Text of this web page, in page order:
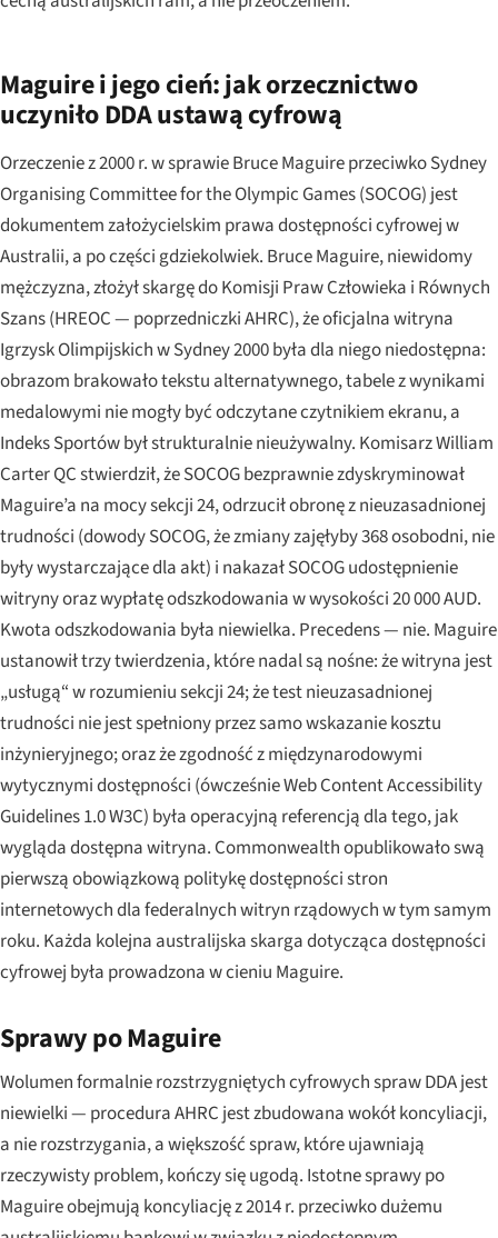
Maguire i jego cień: jak orzecznictwo
uczyniło DDA ustawą cyfrową
Orzeczenie z 2000 r. w sprawieBruce Maguire przeciwko Sydney
Organising Committee for the Olympic Games(SOCOG) jest
dokumentem założycielskim prawa dostępności cyfrowej w
Australii, a po części gdziekolwiek. Bruce Maguire, niewidomy
mężczyzna, złożył skargę do Komisji Praw Człowieka i Równych
Szans (HREOC — poprzedniczki AHRC), że oficjalna witryna
Igrzysk Olimpijskich w Sydney 2000 była dla niego niedostępna:
obrazom brakowało tekstu alternatywnego, tabele z wynikami
medalowymi nie mogły być odczytane czytnikiem ekranu, a
Indeks Sportów był strukturalnie nieużywalny. Komisarz William
Carter QC stwierdził, że SOCOG bezprawnie zdyskryminował
Maguire’a na mocy sekcji 24, odrzucił obronę z nieuzasadnionej
trudności (dowody SOCOG, że zmiany zajęłyby 368 osobodni, nie
były wystarczające dla akt) i nakazał SOCOG udostępnienie
witryny oraz wypłatę odszkodowania w wysokości 20 000 AUD.
Kwota odszkodowania była niewielka. Precedens — nie. Maguire
ustanowił trzy twierdzenia, które nadal są nośne: że witryna jest
„usługą“ w rozumieniu sekcji 24; że test nieuzasadnionej
trudności nie jest spełniony przez samo wskazanie kosztu
inżynieryjnego; oraz że zgodność z międzynarodowymi
wytycznymi dostępności (ówcześnie Web Content Accessibility
Guidelines 1.0 W3C) była operacyjną referencją dla tego, jak
wygląda dostępna witryna. Commonwealth opublikowało swą
pierwszą obowiązkową politykę dostępności stron
internetowych dla federalnych witryn rządowych w tym samym
roku. Każda kolejna australijska skarga dotycząca dostępności
cyfrowej była prowadzona w cieniu Maguire.
Sprawy po Maguire
Wolumen formalnie rozstrzygniętych cyfrowych spraw DDA jest
niewielki — procedura AHRC jest zbudowana wokół koncyliacji,
a nie rozstrzygania, a większość spraw, które ujawniają
rzeczywisty problem, kończy się ugodą. Istotne sprawy po
Maguireobejmują koncyliację z 2014 r. przeciwko dużemu